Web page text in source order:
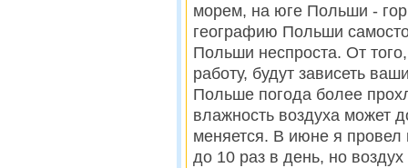
морем, на юге Польши -
географию Польши
Польши неспроста. От
работу, будут зависеть
Польше погода более
влажность воздуха может
меняется. В июне я провел
до 10 раз в день, но